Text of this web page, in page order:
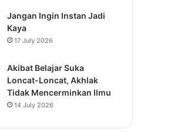
Jangan Ingin Instan Jadi
Kaya
17 July 2026
Akibat Belajar Suka
Loncat-Loncat, Akhlak
Tidak Mencerminkan Ilmu
14 July 2026